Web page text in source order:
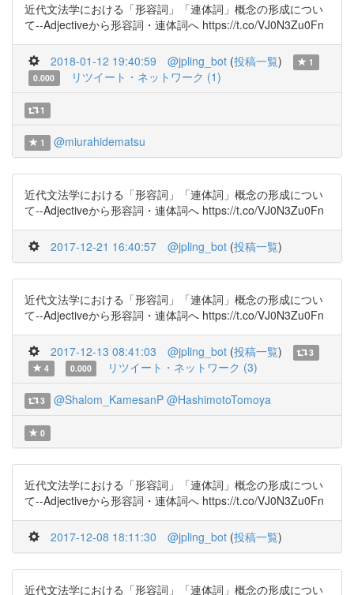
近代文法学における「形容詞」「連体詞」概念の形成につい
て--Adjectiveから形容詞・連体詞へ https://t.co/VJ0N3Zu0Fn
2018-01-12 19:40:59 @jpling_bot (投稿一覧)
1
0.000
リツイート・ネットワーク (1)
1
1 @miurahidematsu
近代文法学における「形容詞」「連体詞」概念の形成につい
て--Adjectiveから形容詞・連体詞へ https://t.co/VJ0N3Zu0Fn
2017-12-21 16:40:57 @jpling_bot (投稿一覧)
近代文法学における「形容詞」「連体詞」概念の形成につい
て--Adjectiveから形容詞・連体詞へ https://t.co/VJ0N3Zu0Fn
2017-12-13 08:41:03 @jpling_bot (投稿一覧)
3
4
0.000 リツイート・ネットワーク (3)
3 @Shalom_KamesanP @HashimotoTomoya
0
近代文法学における「形容詞」「連体詞」概念の形成につい
て--Adjectiveから形容詞・連体詞へ https://t.co/VJ0N3Zu0Fn
2017-12-08 18:11:30 @jpling_bot (投稿一覧)
近代文法学における「形容詞」「連体詞」概念の形成につい